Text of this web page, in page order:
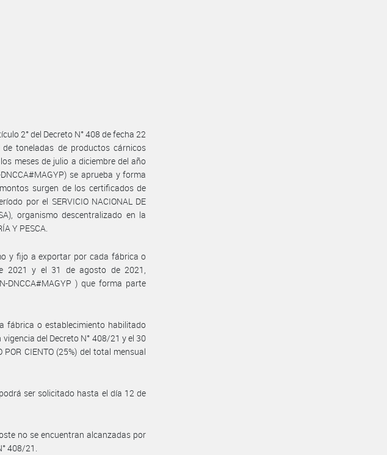
2° del Decreto N° 408 de fecha 22
toneladas de productos cárnicos
meses de julio a diciembre del año
se aprueba y forma
surgen de los certificados de
por el SERVICIO NACIONAL DE
organismo descentralizado en la
Y PESCA.
y fijo a exportar por cada fábrica o
2021 y el 31 de agosto de 2021,
DNCCA#MAGYP ) que forma parte
fábrica o establecimiento habilitado
del Decreto N° 408/21 y el 30
CIENTO (25%) del total mensual
ser solicitado hasta el día 12 de
no se encuentran alcanzadas por
408/21.